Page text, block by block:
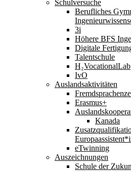
Schulversuche
Berufliches
3i
Höhere BFS
Digitale
Talentschule
H₂VocationalLab
IvO
Auslandsaktivitäten
Erasmus+
Kanada
eTwinning
Auszeichnungen
Schule der